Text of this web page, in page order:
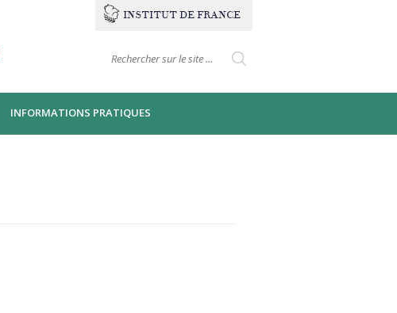
INSTITUTDEFRANCE
Formulaire de
Search this site
INFORMATIONS PRATIQUES